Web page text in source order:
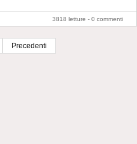
3818 letture - 0 commenti
Precedenti